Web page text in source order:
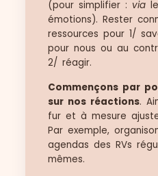
(pour simplifier : via
émotions). Rester
ressources pour 1/
pour nous ou au
2/ réagir.
Commençons par
sur nos réactions.
fur et à mesure
Par exemple,
agendas des RVs
mêmes.